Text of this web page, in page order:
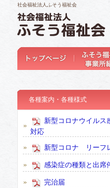
社会福祉法人ふそう福祉会
各種案内・各種様式
新型コロナウイルス
対応
新型コロナ リーフ
感染症の種類と出席
完治届